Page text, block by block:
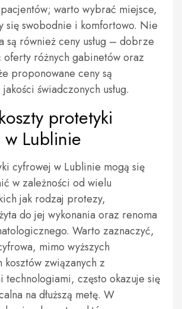
warto wybrać miejsce,
się swobodnie i komfortowo. Nie
są również ceny usług – dobrze
oferty różnych gabinetów oraz
proponowane ceny są
świadczonych usług.
protetyki
Lublinie
cyfrowej w Lublinie mogą się
w zależności od wielu
jak rodzaj protezy,
do jej wykonania oraz renoma
Warto zaznaczyć,
mimo wyższych
kosztów związanych z
technologiami, często okazuje się
na dłuższą metę. W